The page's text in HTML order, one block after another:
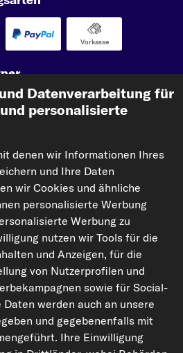
Vorkasse
carpardoo.nl
carpardoo.fr
und Verbreitung der Daten und
von TecAlliance und/oder die
stellt eine Verletzung des Urheberrechts
Datenverarbeitung für
personalisierte
denen wir Informationen Ihres
und Ihre Daten
wir Cookies und ähnliche
personalisierte Werbung
Werbung zu
nutzen wir Tools für die
und Anzeigen, für die
von Nutzerprofilen und
sowie für Social-
werden auch an unsere
und gegebenenfalls mit
Ihre Einwilligung